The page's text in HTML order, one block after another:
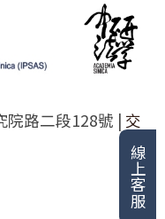
線上客服
院路二段128號 | 交